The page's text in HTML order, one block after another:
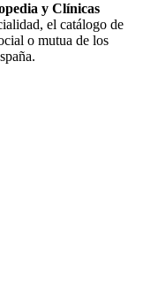
y Clínicas
el catálogo de
o mutua de los